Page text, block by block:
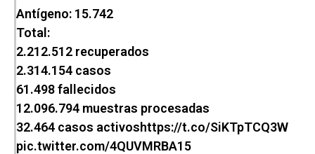
Antígeno: 15.742
Total:
2.212.512 recuperados
2.314.154 casos
61.498 fallecidos
12.096.794 muestras procesadas
32.464 casos activoshttps://t.co/SiKTpTCQ3W
pic.twitter.com/4QUVMRBA15